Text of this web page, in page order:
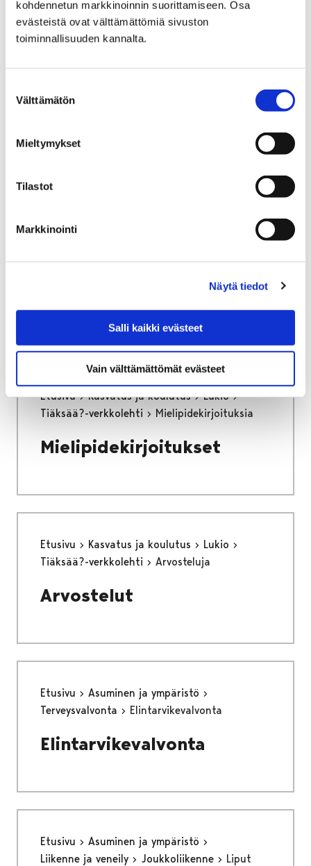
kohdennetun markkinoinnin suorittamiseen. Osa
evästeistä ovat välttämättömiä sivuston
toiminnallisuuden kannalta.
valinta
Välttämätön
Mieltymykset
Tilastot
Markkinointi
Näytä tiedot
Salli kaikki evästeet
Vain välttämättömät evästeet
Katujen päällystystyöt
Yhdistyksille ja seuroille
jälkiasennushissin rakentamiseen
Etusivu Kasvatus ja koulutus
Lukio
Tiäksää?-verkkolehti
Mielipidekirjoituksia
Mielipidekirjoitukset
Etusivu Kasvatus ja koulutus
Lukio
Tiäksää?-verkkolehti
Arvosteluja
Arvostelut
Etusivu
Asuminen ja ympäristö
Terveysvalvonta
Elintarvikevalvonta
Elintarvikevalvonta
Etusivu
Asuminen ja ympäristö
Liikenne ja veneily
Joukkoliikenne Liput